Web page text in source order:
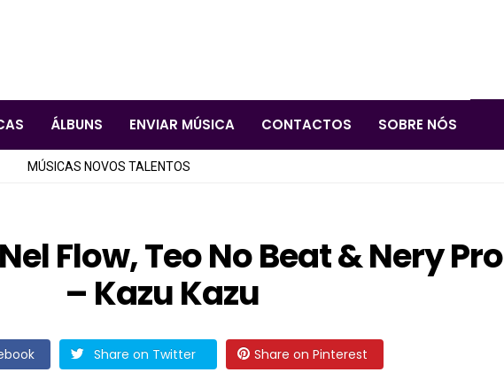
ÁLBUNS ENVIAR MÚSICA CONTACTOS SOBRE NÓS
MÚSICAS NOVOS TALENTOS
Flow, Teo No Beat & Nery Pro
– Kazu Kazu
Share on Twitter Share on Pinterest